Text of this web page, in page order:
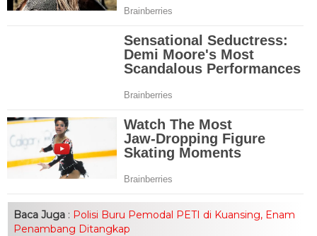
Baca Juga : Polisi Buru Pemodal PETI di Kuansing, Enam
Penambang Ditangkap